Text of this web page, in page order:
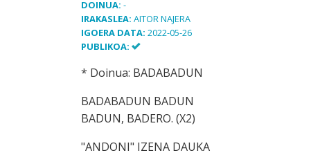
DOINUA: -
IRAKASLEA: AITOR NAJERA
IGOERA DATA: 2022-05-26
PUBLIKOA:
* Doinua: BADABADUN
BADABADUN BADUN
BADUN, BADERO. (X2)
"ANDONI" IZENA DAUKA